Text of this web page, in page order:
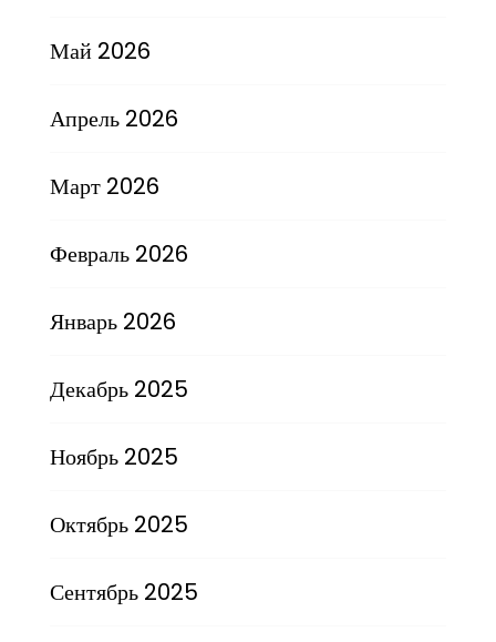
Май 2026
Апрель 2026
Март 2026
Февраль 2026
Январь 2026
Декабрь 2025
Ноябрь 2025
Октябрь 2025
Сентябрь 2025